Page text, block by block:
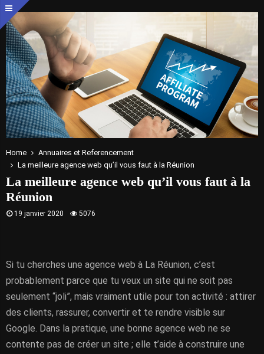
Home
Annuaires et Referencement
La meilleure agence web qu’il vous faut à la Réunion
La meilleure agence web qu’il vous faut à la
Réunion
19 janvier 2020 5076
Si tu cherches une agence web à La Réunion, c’est
probablement parce que tu veux un site qui ne soit pas
seulement “joli”, mais vraiment utile pour ton activité : attirer
des clients, rassurer, convertir et te rendre visible sur
Google. Dans la pratique, une bonne agence web ne se
contente pas de créer un site ; elle t’aide à construire une